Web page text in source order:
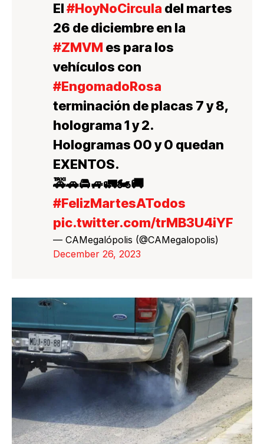
El#HoyNoCircula del martes
26 de diciembre en la
#ZMVM es para los
vehículos con
#EngomadoRosa
terminación de placas 7 y 8,
holograma 1 y 2.
Hologramas 00 y 0 quedan
EXENTOS.
🚕🚗🚘🚙🚛🏍🚚
#FelizMartesATodos
pic.twitter.com/trMB3U4iYF
— CAMegalópolis (@CAMegalopolis)
December 26, 2023